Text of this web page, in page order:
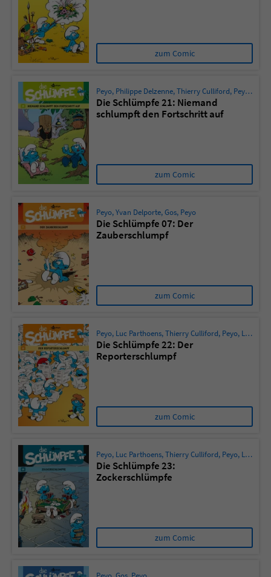
zum Comic
Peyo, Philippe Delzenne,Thierry Culliford, Peyo ,
Die Schlümpfe 21: Niemand
schlumpft den Fortschritt auf
zum Comic
Peyo,Yvan Delporte,Gos, Peyo
Die Schlümpfe 07: Der
Zauberschlumpf
zum Comic
Peyo, Luc Parthoens,Thierry Culliford, Peyo, Ludo Borecki
Die Schlümpfe 22: Der
Reporterschlumpf
zum Comic
Peyo, Luc Parthoens,Thierry Culliford, Peyo, Ludo Borecki
Die Schlümpfe 23:
Zockerschlümpfe
zum Comic